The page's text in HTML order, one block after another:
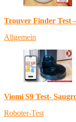
Trouver Finder Test
Allgemein
Viomi S9 Test-
Roboter-Test